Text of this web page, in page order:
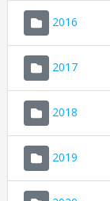
2016
2017
2018
2019